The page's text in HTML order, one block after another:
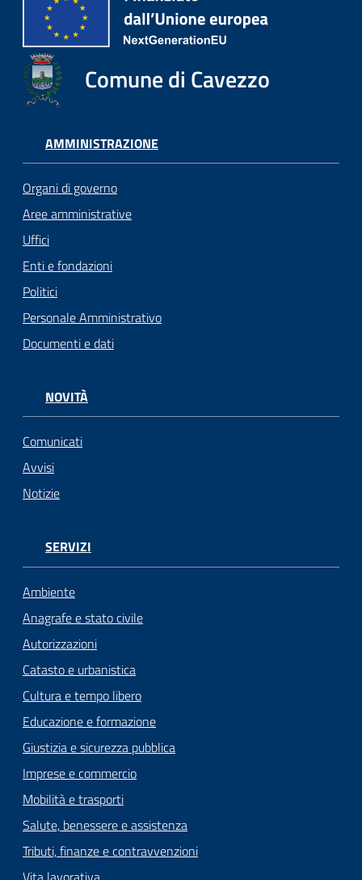
Comune di Cavezzo
AMMINISTRAZIONE
Organi di governo
Aree amministrative
Uffici
Enti e fondazioni
Politici
Personale Amministrativo
Documenti e dati
NOVITÀ
Comunicati
Avvisi
Notizie
SERVIZI
Ambiente
Anagrafe e stato civile
Autorizzazioni
Catasto e urbanistica
Cultura e tempo libero
Educazione e formazione
Giustizia e sicurezza pubblica
Imprese e commercio
Mobilità e trasporti
Salute, benessere e assistenza
Tributi, finanze e contravvenzioni